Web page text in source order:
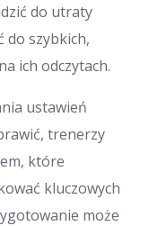
do utraty
do szybkich,
ich odczytach.
ustawień
trenerzy
które
kluczowych
może